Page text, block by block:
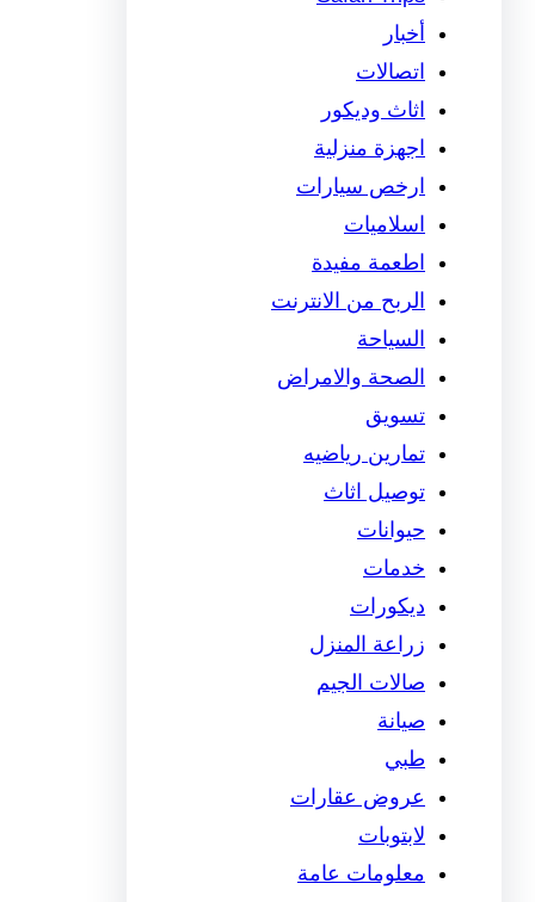
أخبار
اتصالات
اثاث وديكور
اجهزة منزلية
ارخص سيارات
اسلاميات
اطعمة مفيدة
الربح من الانترنت
السياحة
الصحة والامراض
تسويق
تمارين رياضيه
توصيل اثاث
حيوانات
خدمات
ديكورات
زراعة المنزل
صالات الجيم
صيانة
طبي
عروض عقارات
لابتوبات
معلومات عامة